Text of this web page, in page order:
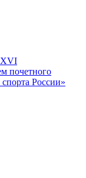
XVI
почетного
России»